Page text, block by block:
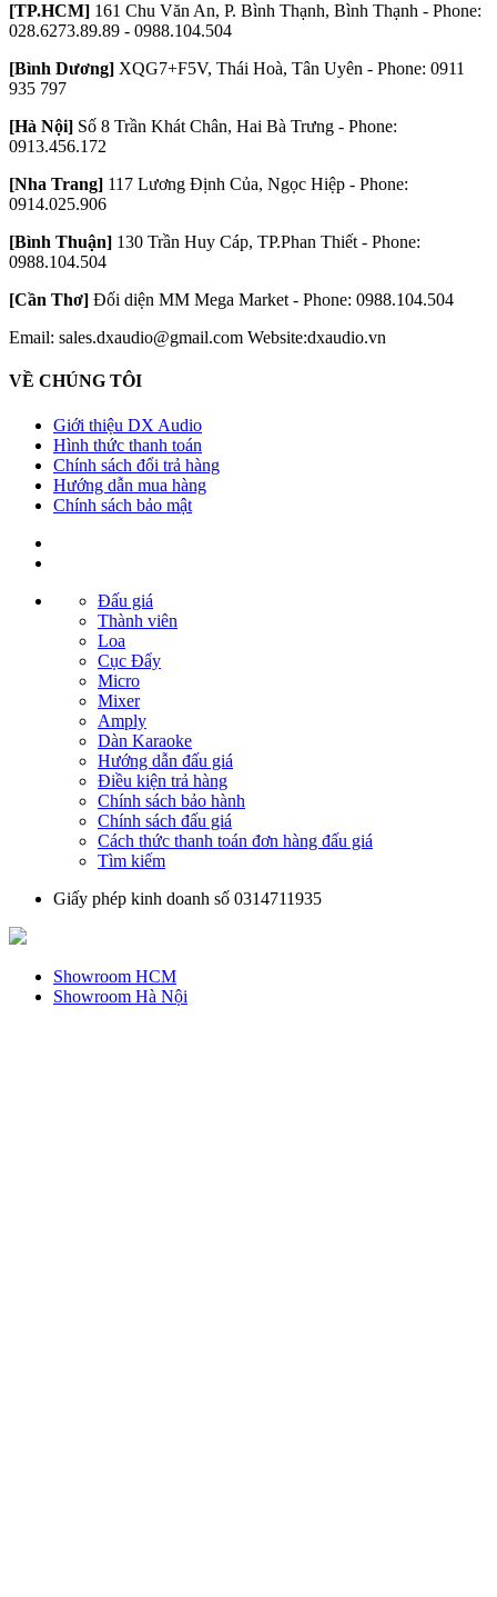
[TP.HCM] 161 Chu Văn An, P. Bình Thạnh, Bình Thạnh - Phone:
028.6273.89.89 - 0988.104.504
[Bình Dương] XQG7+F5V, Thái Hoà, Tân Uyên - Phone: 0911
935 797
[Hà Nội] Số 8 Trần Khát Chân, Hai Bà Trưng - Phone:
0913.456.172
[Nha Trang] 117 Lương Định Của, Ngọc Hiệp - Phone:
0914.025.906
[Bình Thuận] 130 Trần Huy Cáp, TP.Phan Thiết - Phone:
0988.104.504
[Cần Thơ] Đối diện MM Mega Market - Phone: 0988.104.504
Email: sales.dxaudio@gmail.com Website:dxaudio.vn
VỀ CHÚNG TÔI
Giới thiệu DX Audio
Hình thức thanh toán
Chính sách đổi trả hàng
Hướng dẫn mua hàng
Chính sách bảo mật
Đấu giá
Thành viên
Loa
Cục Đẩy
Micro
Mixer
Amply
Dàn Karaoke
Hướng dẫn đấu giá
Điều kiện trả hàng
Chính sách bảo hành
Chính sách đấu giá
Cách thức thanh toán đơn hàng đấu giá
Tìm kiếm
Giấy phép kinh doanh số 0314711935
Showroom HCM
Showroom Hà Nội